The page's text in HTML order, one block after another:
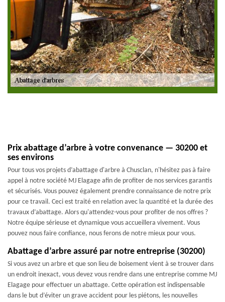
Prix abattage d’arbre à votre convenance — 30200 et
ses environs
Pour tous vos projets d’abattage d'arbre à Chusclan, n'hésitez pas à faire
appel à notre société MJ Elagage afin de profiter de nos services garantis
et sécurisés. Vous pouvez également prendre connaissance de notre prix
pour ce travail. Ceci est traité en relation avec la quantité et la durée des
travaux d’abattage. Alors qu'attendez-vous pour profiter de nos offres ?
Notre équipe sérieuse et dynamique vous accueillera vivement. Vous
pouvez nous faire confiance, nous ferons de notre mieux pour vous.
Abattage d’arbre assuré par notre entreprise (30200)
Si vous avez un arbre et que son lieu de boisement vient à se trouver dans
un endroit inexact, vous devez vous rendre dans une entreprise comme MJ
Elagage pour effectuer un abattage. Cette opération est indispensable
dans le but d’éviter un grave accident pour les piétons, les nouvelles